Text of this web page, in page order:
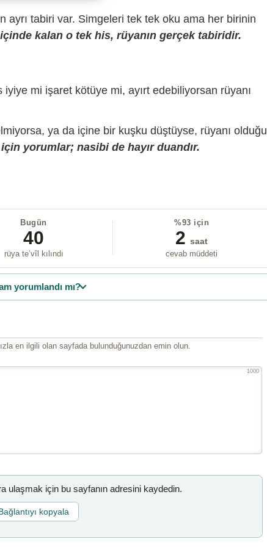
ayrı tabiri var. Simgeleri tek tek oku ama her birinin
kalan o tek his, rüyanın gerçek tabiridir.
mi işaret kötüye mi, ayırt edebiliyorsan rüyanı
ya da içine bir kuşku düştüyse, rüyanı olduğu
yorumlar; nasibi de hayır duandır.
Bugün
40
rüya te’vîl kılındı
%93 için
2 saat
cevab müddeti
yorumlandı mı?
en ilgili olan sayfada bulunduğunuzdan emin olun.
1000
ulaşmak için bu sayfanın adresini kaydedin.
kopyala